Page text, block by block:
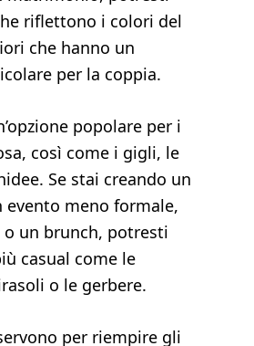
riflettono i colori del
che hanno un
per la coppia.
popolare per i
così come i gigli, le
Se stai creando un
evento meno formale,
o un brunch, potresti
casual come le
o le gerbere.
per riempire gli